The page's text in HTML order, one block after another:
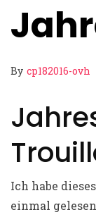
By cp182016-ovh
Ich habe
einmal